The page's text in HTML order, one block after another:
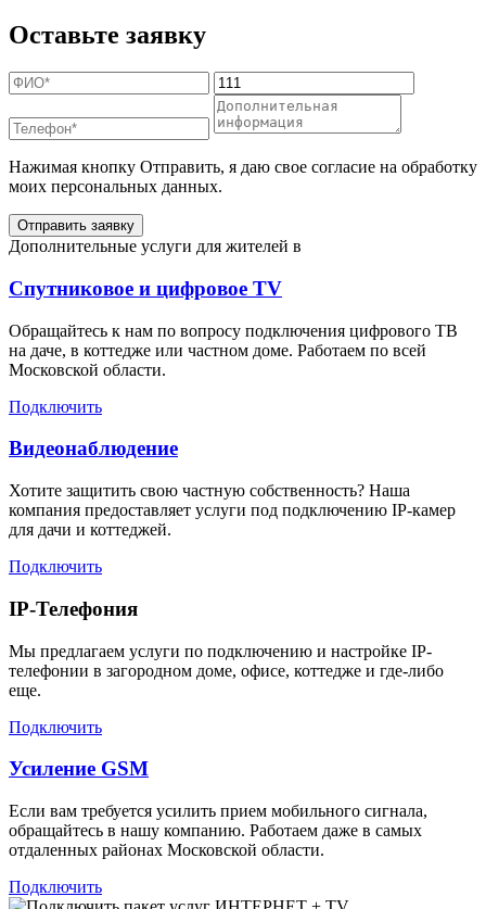
Оставьте заявку
Нажимая кнопку Отправить, я даю свое согласие на обработку
моих персональных данных.
Отправить заявку
Дополнительные услуги для жителей в
Спутниковое и цифровое TV
Обращайтесь к нам по вопросу подключения цифрового ТВ
на даче, в коттедже или частном доме. Работаем по всей
Московской области.
Подключить
Видеонаблюдение
Хотите защитить свою частную собственность? Наша
компания предоставляет услуги под подключению IP-камер
для дачи и коттеджей.
Подключить
IP-Телефония
Мы предлагаем услуги по подключению и настройке IP-
телефонии в загородном доме, офисе, коттедже и где-либо
еще.
Подключить
Усиление GSM
Если вам требуется усилить прием мобильного сигнала,
обращайтесь в нашу компанию. Работаем даже в самых
отдаленных районах Московской области.
Подключить